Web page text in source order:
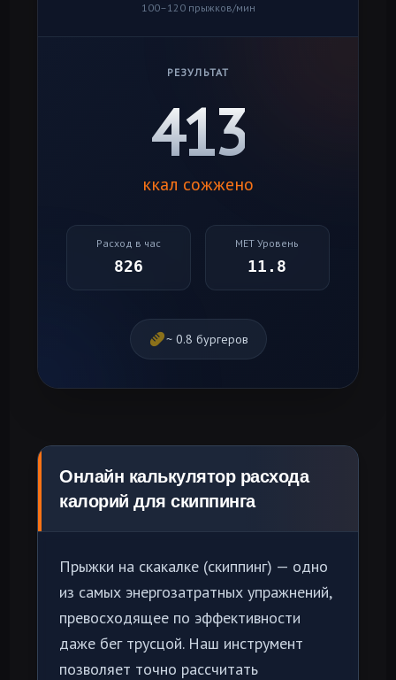
100–120 прыжков/мин
РЕЗУЛЬТАТ
413
ккал сожжено
Расход в час
826
MET Уровень
11.8
~ 0.8 бургеров
Онлайн калькулятор расхода
калорий для скиппинга
Прыжки на скакалке (скиппинг) — одно
из самых энергозатратных упражнений,
превосходящее по эффективности
даже бег трусцой. Наш инструмент
позволяет точно рассчитать